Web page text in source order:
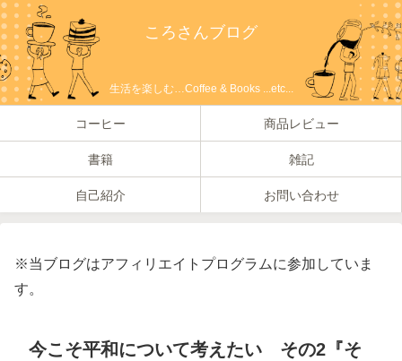
ころさんブログ
生活を楽しむ…Coffee & Books ...etc...
コーヒー 商品レビュー
書籍 雑記
自己紹介 お問い合わせ
※当ブログはアフィリエイトプログラムに参加していま
す。
今こそ平和について考えたい その2『そ